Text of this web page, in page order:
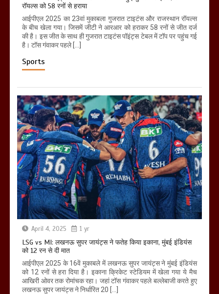
रॉयल्स को 58 रनों से हराया
आईपीएल 2025 का 23वां मुकाबला गुजरात टाइटंस और राजस्थान रॉयल्स
के बीच खेला गया। जिसमें जीटी ने आरआर को हराकर 58 रनों से जीत दर्ज
की है। इस जीत के साथ ही गुजरात टाइटंस पॉइंट्स टेबल में टॉप पर पहुंच गई
है। टॉस गंवाकर पहले […]
Sports
April 4, 2025 1 yr
LSG vs MI: लखनऊ सुपर जायंट्स ने फतेह किया इकाना, मुंबई इंडियंस
को 12 रन से दी मात
आईपीएल 2025 के 16वें मुकाबले में लखनऊ सुपर जायंट्स ने मुंबई इंडियंस
को 12 रनों से हरा दिया है। इकाना क्रिकेट स्टेडियम में खेला गया ये मैच
आखिरी ओवर तक रोमांचक रहा। जहां टॉस गंवाकर पहले बल्लेबाजी करते हुए
लखनऊ सुपर जायंट्स ने निर्धारित 20 […]